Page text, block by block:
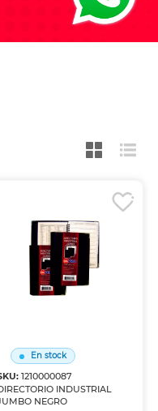
En stock
1210000087
INDUSTRIAL
NEGRO